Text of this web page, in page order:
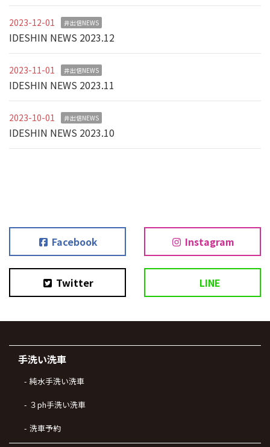
2023-12-01 井出信NEWS
IDESHIN NEWS 2023.12
2023-11-01 井出信NEWS
IDESHIN NEWS 2023.11
2023-10-01 井出信NEWS
IDESHIN NEWS 2023.10
Facebook Instagram
Twitter LINE
手洗い洗車
純水手洗い洗車
３ph手洗い洗車
洗車予約